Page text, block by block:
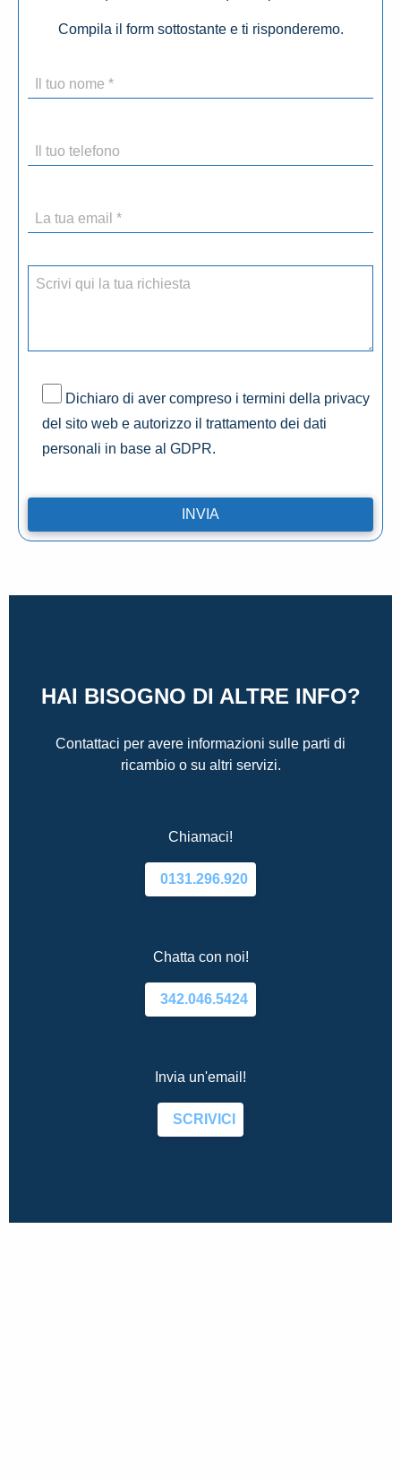
Compila il form sottostante e ti risponderemo.
Dichiaro di aver compreso i termini della privacy
del sito web e autorizzo il trattamento dei dati
personali in base al GDPR.
HAI BISOGNO DI ALTRE INFO?
Contattaci per avere informazioni sulle parti di
ricambio o su altri servizi.
Chiamaci!
0131.296.920
Chatta con noi!
342.046.5424
Invia un'email!
SCRIVICI